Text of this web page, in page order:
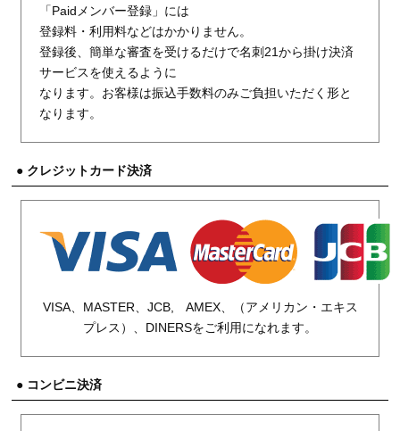
「Paidメンバー登録」には
登録料・利用料などはかかりません。
登録後、簡単な審査を受けるだけで名刺21から掛け決済
サービスを使えるように
なります。お客様は振込手数料のみご負担いただく形と
なります。
● クレジットカード決済
VISA、MASTER、JCB, AMEX、（アメリカン・エキス
プレス）、DINERSをご利用になれます。
● コンビニ決済